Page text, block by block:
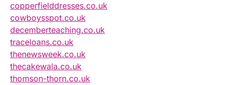
copperfielddresses.co.uk
cowboysspot.co.uk
decemberteaching.co.uk
traceloans.co.uk
thenewsweek.co.uk
thecakewala.co.uk
thomson-thorn.co.uk